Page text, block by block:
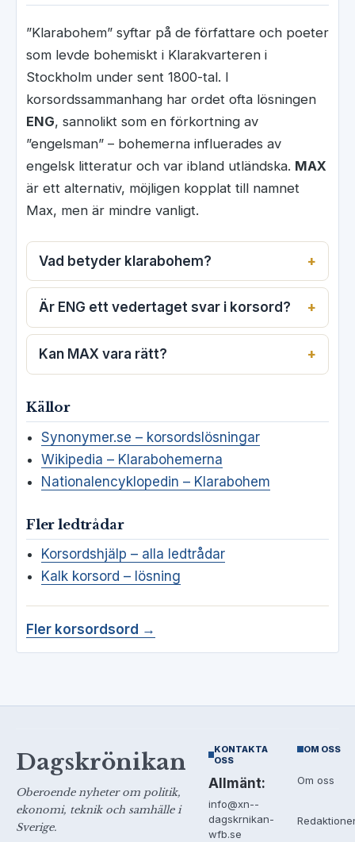
”Klarabohem” syftar på de författare och poeter
som levde bohemiskt i Klarakvarteren i
Stockholm under sent 1800-tal. I
korsordssammanhang har ordet ofta lösningen
ENG, sannolikt som en förkortning av
”engelsman” – bohemerna influerades av
engelsk litteratur och var ibland utländska. MAX
är ett alternativ, möjligen kopplat till namnet
Max, men är mindre vanligt.
Vad betyder klarabohem?
Är ENG ett vedertaget svar i korsord?
Kan MAX vara rätt?
Källor
Synonymer.se – korsordslösningar
Wikipedia – Klarabohemerna
Nationalencyklopedin – Klarabohem
Fler ledtrådar
Korsordshjälp – alla ledtrådar
Kalk korsord – lösning
Fler korsordsord →
Dagskrönikan
Oberoende nyheter om politik,
ekonomi, teknik och samhälle i
Sverige.
KONTAKTA
OSS
Allmänt:
info@xn--
dagskrnikan-
wfb.se
OM OSS
Om oss